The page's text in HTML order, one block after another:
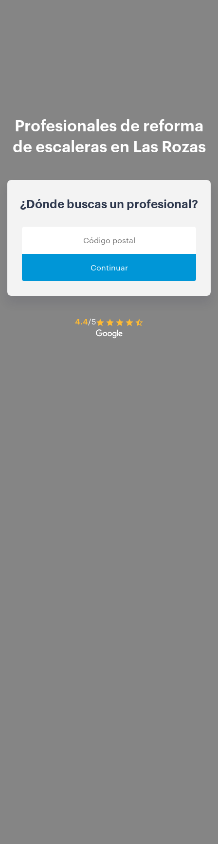
Profesionales de reforma
de escaleras en Las Rozas
¿Dónde buscas un profesional?
Continuar
4.4/5